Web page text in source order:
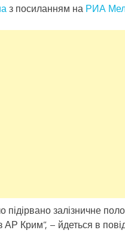
з посиланням на РИА
залізничне
АР Крим”, – йдеться в